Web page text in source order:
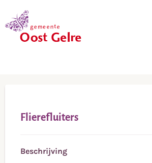
Flierefluiters
Beschrijving